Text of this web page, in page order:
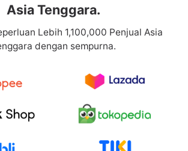
Asia Tenggara.
Lebih 1,100,000 Penjual Asia
dengan sempurna.